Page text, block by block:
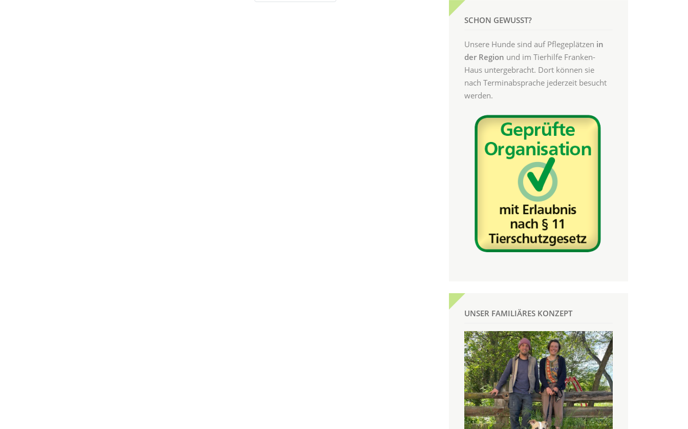
SCHON GEWUSST?
Unsere Hunde sind auf Pflegeplätzen in
der Region und im Tierhilfe Franken-
Haus untergebracht. Dort können sie
nach Terminabsprache jederzeit besucht
werden.
UNSER FAMILIÄRES KONZEPT